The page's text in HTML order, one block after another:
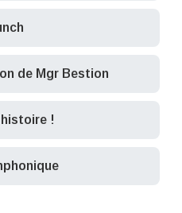
de Mgr Bestion
!